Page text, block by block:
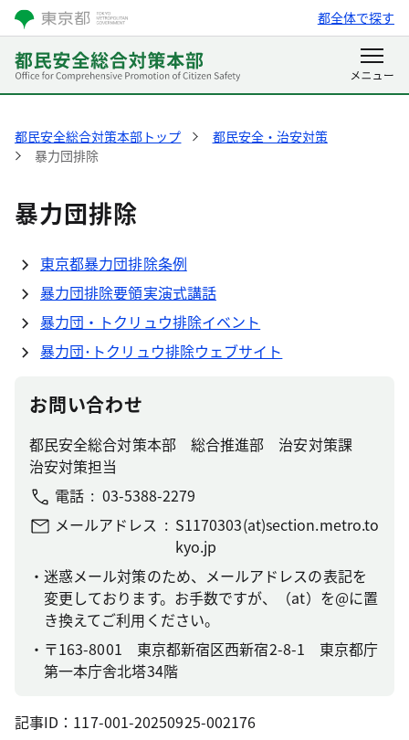
都全体で探す
都民安全総合対策本部トップ
都民安全・治安対策
暴力団排除
暴力団排除
東京都暴力団排除条例
暴力団排除要領実演式講話
暴力団・トクリュウ排除イベント
暴力団･トクリュウ排除ウェブサイト
お問い合わせ
都民安全総合対策本部 総合推進部 治安対策課
治安対策担当
電話
03-5388-2279
メールアドレス
S1170303(at)section.metro.to
kyo.jp
迷惑メール対策のため、メールアドレスの表記を
変更しております。お手数ですが、（at）を@に置
き換えてご利用ください。
〒163-8001 東京都新宿区西新宿2-8-1 東京都庁
第一本庁舎北塔34階
記事ID：117-001-20250925-002176